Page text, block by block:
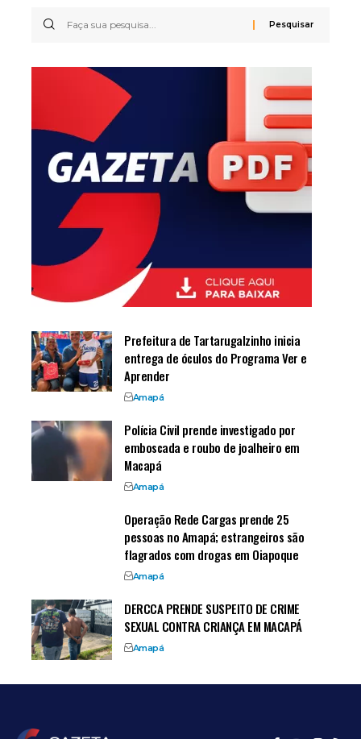
Prefeitura de Tartarugalzinho inicia
entrega de óculos do Programa Ver e
Aprender
Amapá
Polícia Civil prende investigado por
emboscada e roubo de joalheiro em
Macapá
Amapá
Operação Rede Cargas prende 25
pessoas no Amapá; estrangeiros são
flagrados com drogas em Oiapoque
Amapá
DERCCA PRENDE SUSPEITO DE CRIME
SEXUAL CONTRA CRIANÇA EM MACAPÁ
Amapá